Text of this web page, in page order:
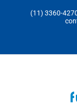
(11) 3360-